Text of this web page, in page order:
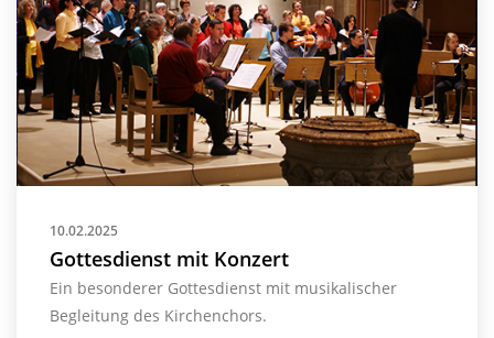
10.02.2025
Gottesdienst mit Konzert
Ein besonderer Gottesdienst mit musikalischer
Begleitung des Kirchenchors.